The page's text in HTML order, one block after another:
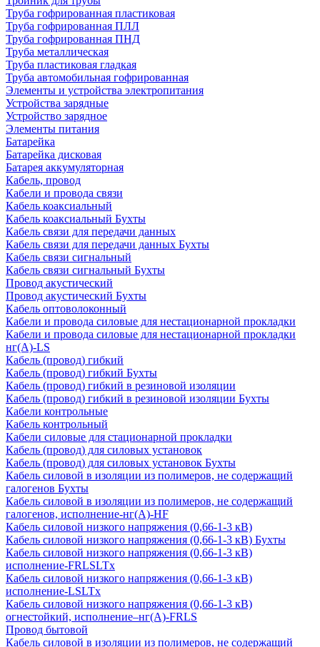
Труба гофрированная пластиковая
Труба гофрированная ПЛЛ
Труба гофрированная ПНД
Труба металлическая
Труба пластиковая гладкая
Труба автомобильная гофрированная
Элементы и устройства электропитания
Устройства зарядные
Устройство зарядное
Элементы питания
Батарейка
Батарейка дисковая
Батарея аккумуляторная
Кабель, провод
Кабели и провода связи
Кабель коаксиальный
Кабель коаксиальный Бухты
Кабель связи для передачи данных
Кабель связи для передачи данных Бухты
Кабель связи сигнальный
Кабель связи сигнальный Бухты
Провод акустический
Провод акустический Бухты
Кабель оптоволоконный
Кабели и провода силовые для нестационарной прокладки
Кабели и провода силовые для нестационарной прокладки
нг(А)-LS
Кабель (провод) гибкий
Кабель (провод) гибкий Бухты
Кабель (провод) гибкий в резиновой изоляции
Кабель (провод) гибкий в резиновой изоляции Бухты
Кабели контрольные
Кабель контрольный
Кабели силовые для стационарной прокладки
Кабель (провод) для силовых установок
Кабель (провод) для силовых установок Бухты
Кабель силовой в изоляции из полимеров, не содержащий
галогенов Бухты
Кабель силовой в изоляции из полимеров, не содержащий
галогенов, исполнение-нг(А)-HF
Кабель силовой низкого напряжения (0,66-1-3 кВ)
Кабель силовой низкого напряжения (0,66-1-3 кВ) Бухты
Кабель силовой низкого напряжения (0,66-1-3 кВ)
исполнение-FRLSLTx
Кабель силовой низкого напряжения (0,66-1-3 кВ)
исполнение-LSLTx
Кабель силовой низкого напряжения (0,66-1-3 кВ)
огнестойкий, исполнение–нг(А)-FRLS
Провод бытовой
Кабель силовой в изоляции из полимеров, не содержащий